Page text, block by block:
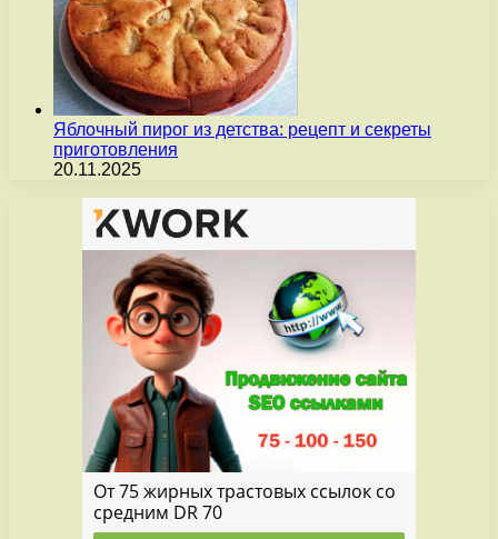
Яблочный пирог из детства: рецепт и секреты
приготовления
20.11.2025